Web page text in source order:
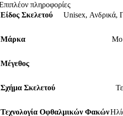
πληροφορίες
Είδος Σκελετού
Unisex, Ανδρικά,
Μάρκα
Μέγεθος
Σχήμα Σκελετού
Τεχνολογία Οφθαλμικών Φακών